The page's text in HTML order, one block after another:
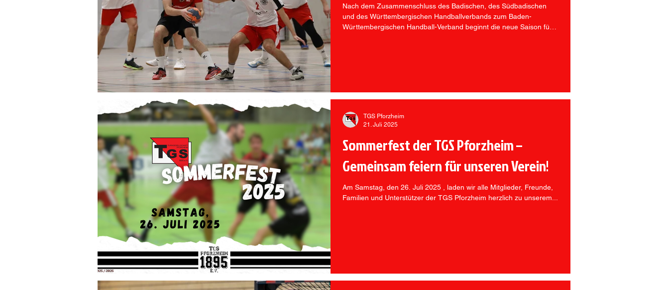
Nach dem Zusammenschluss des Badischen, des Südbadischen
und des Württembergischen Handballverbands zum Baden-
Württembergischen Handball-Verband beginnt die neue Saison für
Sommerfest der TGS Pforzheim –
Gemeinsam feiern für unseren Verein!
Am Samstag, den 26. Juli 2025 , laden wir alle Mitglieder, Freunde,
Familien und Unterstützer der TGS Pforzheim herzlich zu unserem...
TGS Pforzheim
21. Juli 2025